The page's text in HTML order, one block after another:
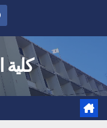
كلية